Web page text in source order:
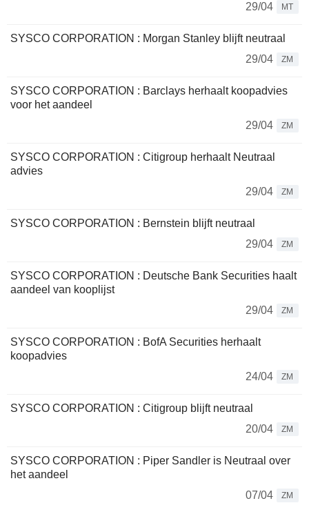
29/04
MT
SYSCO CORPORATION : Morgan Stanley blijft neutraal
29/04
ZM
SYSCO CORPORATION : Barclays herhaalt koopadvies
voor het aandeel
29/04
ZM
SYSCO CORPORATION : Citigroup herhaalt Neutraal
advies
29/04
ZM
SYSCO CORPORATION : Bernstein blijft neutraal
29/04
ZM
SYSCO CORPORATION : Deutsche Bank Securities haalt
aandeel van kooplijst
29/04
ZM
SYSCO CORPORATION : BofA Securities herhaalt
koopadvies
24/04
ZM
SYSCO CORPORATION : Citigroup blijft neutraal
20/04
ZM
SYSCO CORPORATION : Piper Sandler is Neutraal over
het aandeel
07/04
ZM